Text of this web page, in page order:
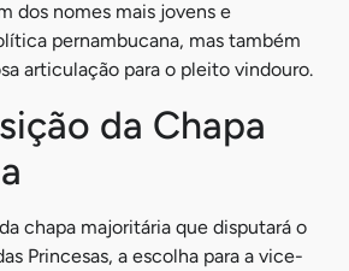
dos nomes mais jovens e
pernambucana, mas também
articulação para o pleito vindouro.
da Chapa
chapa majoritária que disputará o
Princesas, a escolha para a vice-